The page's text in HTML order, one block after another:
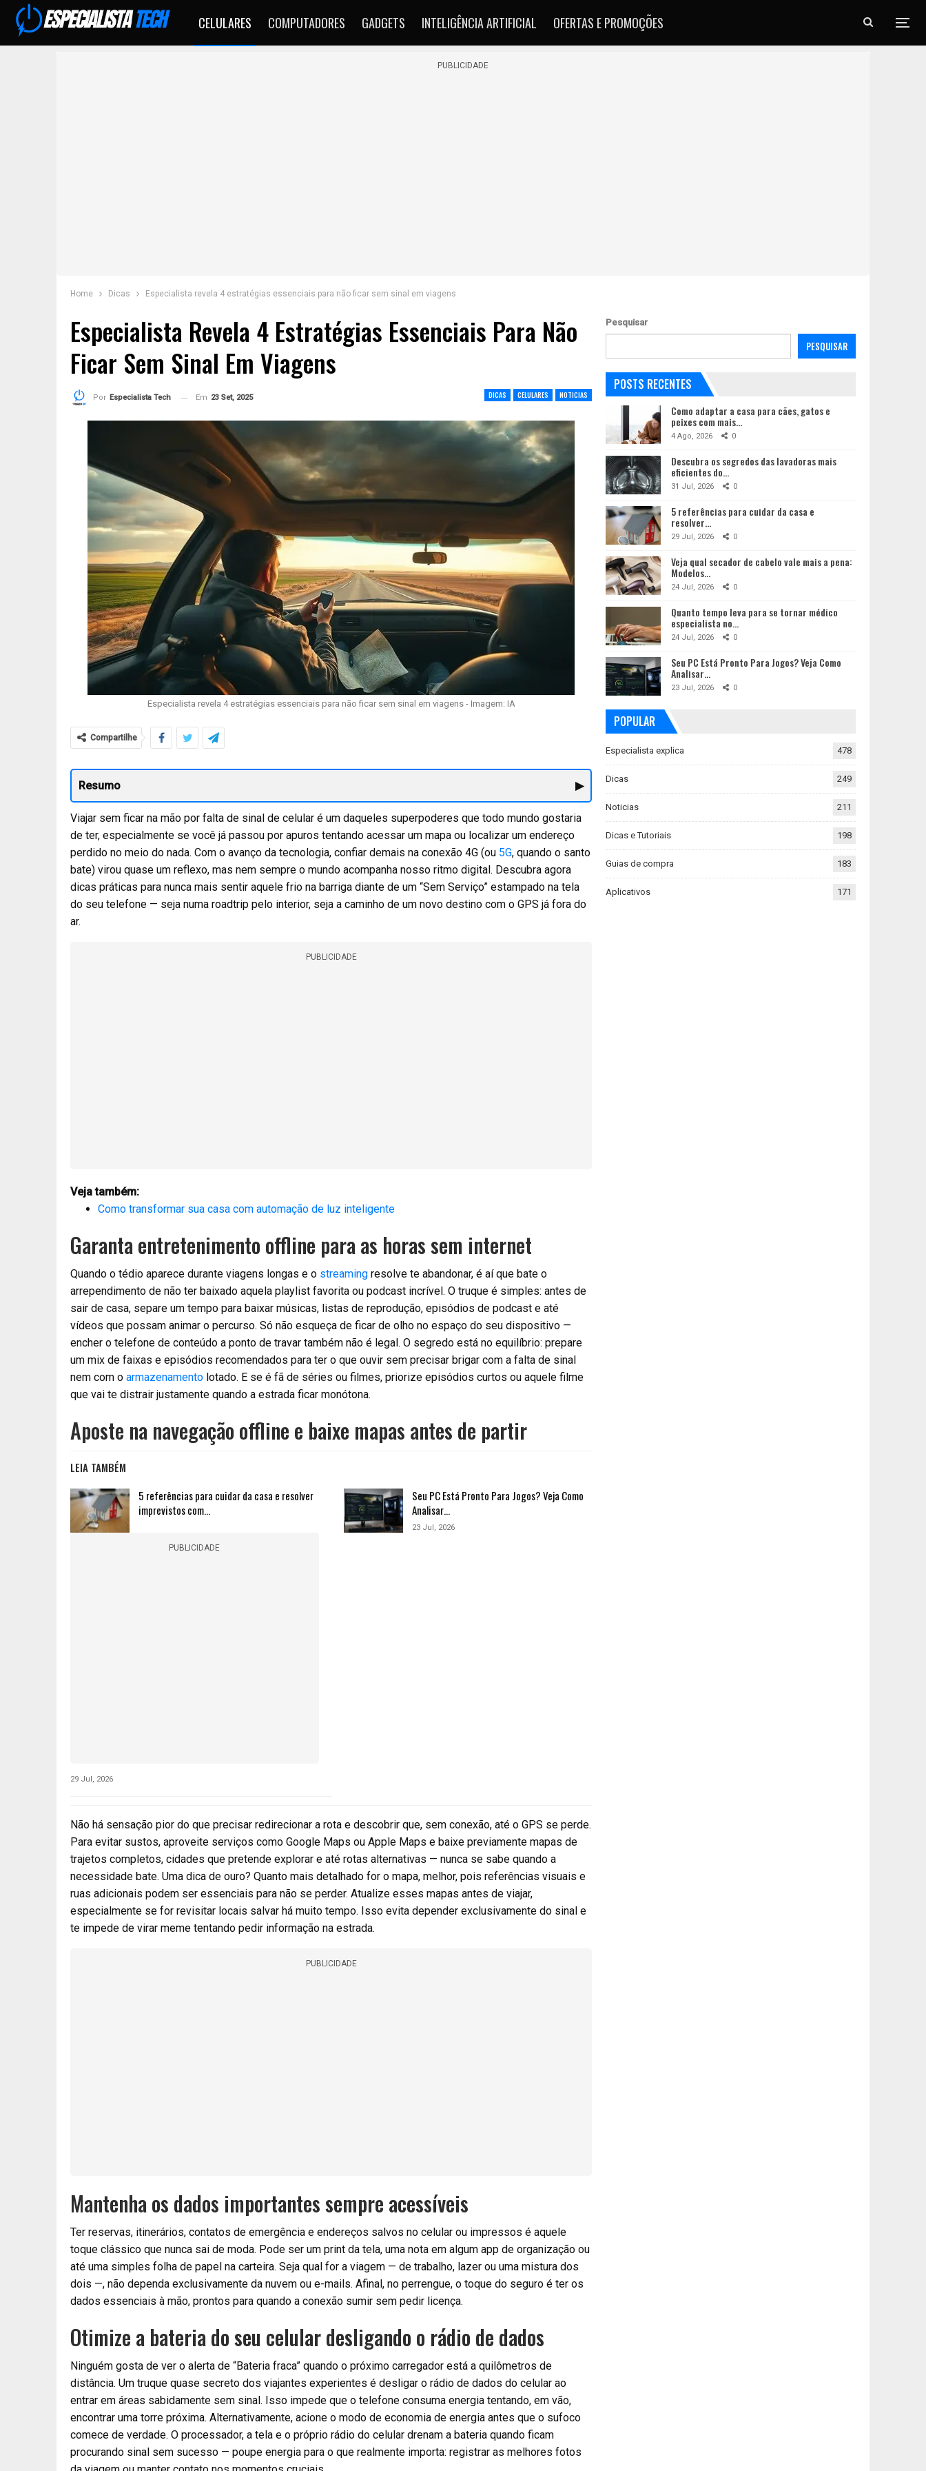
CELULARES COMPUTADORES GADGETS INTELIGÊNCIA ARTIFICIAL OFERTAS E PROMOÇÕES
PUBLICIDADE
Home Dicas Especialista revela 4 estratégias essenciais para não ficar sem sinal em viagens
Especialista Revela 4 Estratégias Essenciais Para Não
Ficar Sem Sinal Em Viagens
DICAS CELULARES NOTICIAS
Por Especialista Tech Em 23 Set, 2025
Especialista revela 4 estratégias essenciais para não ficar sem sinal em viagens - Imagem: IA
Compartilhe
Resumo ▶
Viajar sem ficar na mão por falta de sinal de celular é um daqueles superpoderes que todo mundo gostaria
de ter, especialmente se você já passou por apuros tentando acessar um mapa ou localizar um endereço
perdido no meio do nada. Com o avanço da tecnologia, confiar demais na conexão 4G (ou 5G, quando o santo
bate) virou quase um reflexo, mas nem sempre o mundo acompanha nosso ritmo digital. Descubra agora
dicas práticas para nunca mais sentir aquele frio na barriga diante de um “Sem Serviço” estampado na tela
do seu telefone — seja numa roadtrip pelo interior, seja a caminho de um novo destino com o GPS já fora do
ar.
PUBLICIDADE
Veja também:
Como transformar sua casa com automação de luz inteligente
Garanta entretenimento offline para as horas sem internet
Quando o tédio aparece durante viagens longas e o streaming resolve te abandonar, é aí que bate o
arrependimento de não ter baixado aquela playlist favorita ou podcast incrível. O truque é simples: antes de
sair de casa, separe um tempo para baixar músicas, listas de reprodução, episódios de podcast e até
vídeos que possam animar o percurso. Só não esqueça de ficar de olho no espaço do seu dispositivo —
encher o telefone de conteúdo a ponto de travar também não é legal. O segredo está no equilíbrio: prepare
um mix de faixas e episódios recomendados para ter o que ouvir sem precisar brigar com a falta de sinal
nem com o armazenamento lotado. E se é fã de séries ou filmes, priorize episódios curtos ou aquele filme
que vai te distrair justamente quando a estrada ficar monótona.
Aposte na navegação offline e baixe mapas antes de partir
LEIA TAMBÉM
5 referências para cuidar da casa e resolver
imprevistos com…
PUBLICIDADE
29 Jul, 2026
Seu PC Está Pronto Para Jogos? Veja Como
Analisar…
23 Jul, 2026
Não há sensação pior do que precisar redirecionar a rota e descobrir que, sem conexão, até o GPS se perde.
Para evitar sustos, aproveite serviços como Google Maps ou Apple Maps e baixe previamente mapas de
trajetos completos, cidades que pretende explorar e até rotas alternativas — nunca se sabe quando a
necessidade bate. Uma dica de ouro? Quanto mais detalhado for o mapa, melhor, pois referências visuais e
ruas adicionais podem ser essenciais para não se perder. Atualize esses mapas antes de viajar,
especialmente se for revisitar locais salvar há muito tempo. Isso evita depender exclusivamente do sinal e
te impede de virar meme tentando pedir informação na estrada.
PUBLICIDADE
Mantenha os dados importantes sempre acessíveis
Ter reservas, itinerários, contatos de emergência e endereços salvos no celular ou impressos é aquele
toque clássico que nunca sai de moda. Pode ser um print da tela, uma nota em algum app de organização ou
até uma simples folha de papel na carteira. Seja qual for a viagem — de trabalho, lazer ou uma mistura dos
dois —, não dependa exclusivamente da nuvem ou e-mails. Afinal, no perrengue, o toque do seguro é ter os
dados essenciais à mão, prontos para quando a conexão sumir sem pedir licença.
Otimize a bateria do seu celular desligando o rádio de dados
Ninguém gosta de ver o alerta de “Bateria fraca” quando o próximo carregador está a quilômetros de
distância. Um truque quase secreto dos viajantes experientes é desligar o rádio de dados do celular ao
entrar em áreas sabidamente sem sinal. Isso impede que o telefone consuma energia tentando, em vão,
encontrar uma torre próxima. Alternativamente, acione o modo de economia de energia antes que o sufoco
comece de verdade. O processador, a tela e o próprio rádio do celular drenam a bateria quando ficam
procurando sinal sem sucesso — poupe energia para o que realmente importa: registrar as melhores fotos
Pesquisar
PESQUISAR
POSTS RECENTES
Como adaptar a casa para cães, gatos e
peixes com mais…
4 Ago, 2026 0
Descubra os segredos das lavadoras mais
eficientes do…
31 Jul, 2026 0
5 referências para cuidar da casa e
resolver…
29 Jul, 2026 0
Veja qual secador de cabelo vale mais a pena:
Modelos…
24 Jul, 2026 0
Quanto tempo leva para se tornar médico
especialista no…
24 Jul, 2026 0
Seu PC Está Pronto Para Jogos? Veja Como
Analisar…
23 Jul, 2026 0
POPULAR
Especialista explica 478
Dicas 249
Noticias 211
Dicas e Tutoriais 198
Guias de compra 183
Aplicativos 171